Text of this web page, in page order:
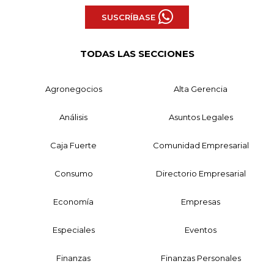
SUSCRÍBASE
TODAS LAS SECCIONES
Agronegocios Alta Gerencia
Análisis Asuntos Legales
Caja Fuerte Comunidad Empresarial
Consumo Directorio Empresarial
Economía Empresas
Especiales Eventos
Finanzas Finanzas Personales